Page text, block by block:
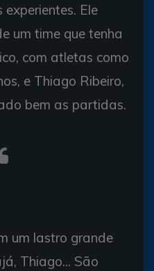
Ele
um time que tenha
com atletas como
e Thiago Ribeiro,
bem as partidas.
um lastro grande
Thiago... São